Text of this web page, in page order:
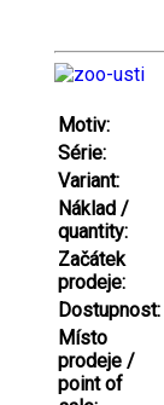
Motiv:
Série:
Variant:
Náklad /
quantity:
Začátek
prodeje:
Dostupnost:
Místo
prodeje /
point of